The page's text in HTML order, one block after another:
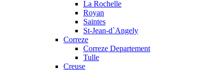
La Rochelle
Royan
Saintes
St-Jean-d`Angely
Correze
Correze Departement
Tulle
Creuse